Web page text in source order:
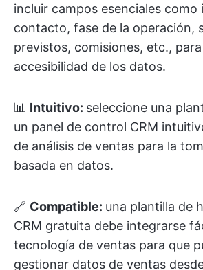
incluir campos esenciales
contacto, fase de la operación,
previstos, comisiones, etc.,
accesibilidad de los datos.
📊 Intuitivo: seleccione una
un panel de control CRM
de análisis de ventas para la
basada en datos.
🔗 Compatible: una plantilla de
CRM gratuita debe integrarse
tecnología de ventas para que
gestionar datos de ventas